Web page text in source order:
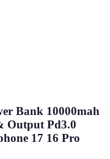
Bank 10000mah
Output Pd3.0
17 16 Pro